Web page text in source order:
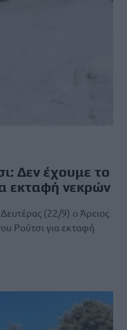
Δεν έχουμε το
εκταφή νεκρών
(22/9) ο Άρειος
Ρούτσι για εκταφή